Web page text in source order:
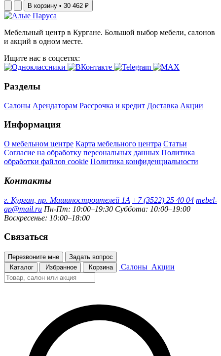
В корзину • 30 462 ₽
Мебельный центр в Кургане. Большой выбор мебели, салонов
и акций в одном месте.
Ищите нас в соцсетях:
Разделы
Салоны Арендаторам Рассрочка и кредит Доставка Акции
Информация
О мебельном центре Карта мебельного центра Статьи
Согласие на обработку персональных данных Политика
обработки файлов cookie Политика конфиденциальности
Контакты
г. Курган, пр. Машиностроителей 1А +7 (3522) 25 40 04 mebel-
ap@mail.ru Пн-Пт: 10:00–19:30 Суббота: 10:00–19:00
Воскресенье: 10:00–18:00
Связаться
Перезвоните мне
Задать вопрос
Каталог
Избранное Корзина Салоны Акции